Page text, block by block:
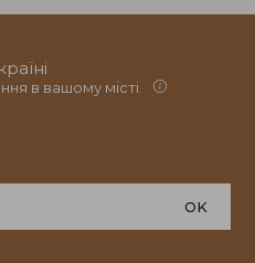
в вашому місті.
OK